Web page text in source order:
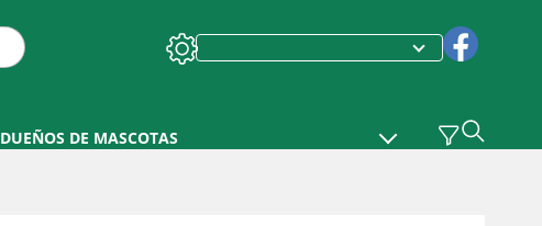
DUEÑOS DE MASCOTAS